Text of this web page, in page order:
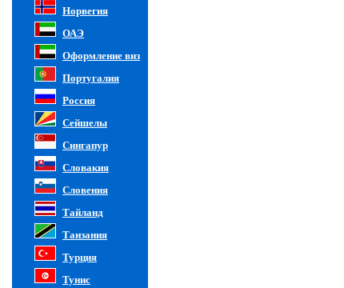
Норвегия
ОАЭ
Оформление виз
Португалия
Россия
Сейшелы
Сингапур
Словакия
Словения
Тайланд
Танзания
Турция
Тунис